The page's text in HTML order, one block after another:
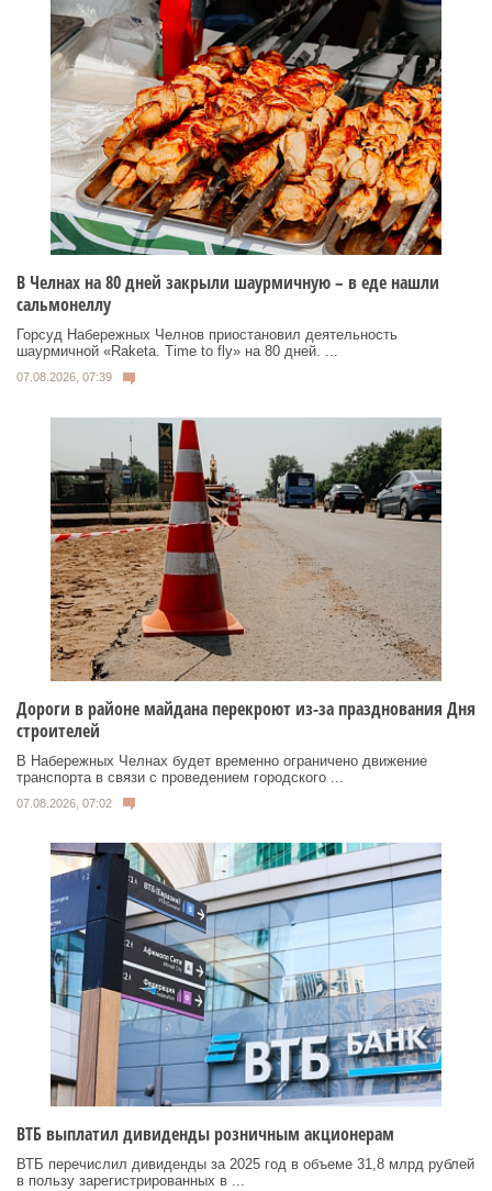
В Челнах на 80 дней закрыли шаурмичную – в еде нашли
сальмонеллу
Горсуд Набережных Челнов приостановил деятельность
шаурмичной «Raketa. Time to fly» на 80 дней. ...
07.08.2026, 07:39
Дороги в районе майдана перекроют из-за празднования Дня
строителей
В Набережных Челнах будет временно ограничено движение
транспорта в связи с проведением городского ...
07.08.2026, 07:02
ВТБ выплатил дивиденды розничным акционерам
ВТБ перечислил дивиденды за 2025 год в объеме 31,8 млрд рублей
в пользу зарегистрированных в ...